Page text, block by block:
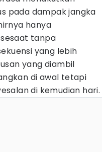
pada dampak jangka
hanya
tanpa
yang lebih
yang diambil
di awal tetapi
di kemudian hari.